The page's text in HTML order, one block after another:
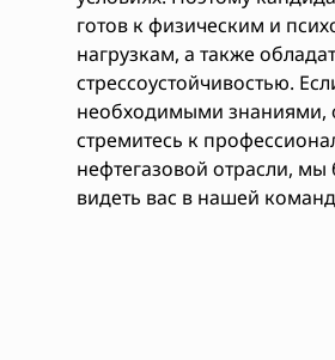
готов к физическим и
нагрузкам, а также
стрессоустойчивостью.
необходимыми знаниями,
стремитесь к
нефтегазовой отрасли,
видеть вас в нашей